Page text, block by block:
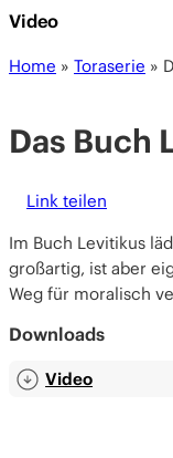
Video
Home » Toraserie »
Das Buch
Link teilen
Im Buch Levitikus
großartig, ist aber
Weg für moralisch
Downloads
Video